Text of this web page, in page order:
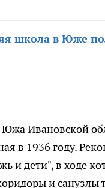
школа в Юже
Южа Ивановской
в 1936 году.
и дети", в ходе
и